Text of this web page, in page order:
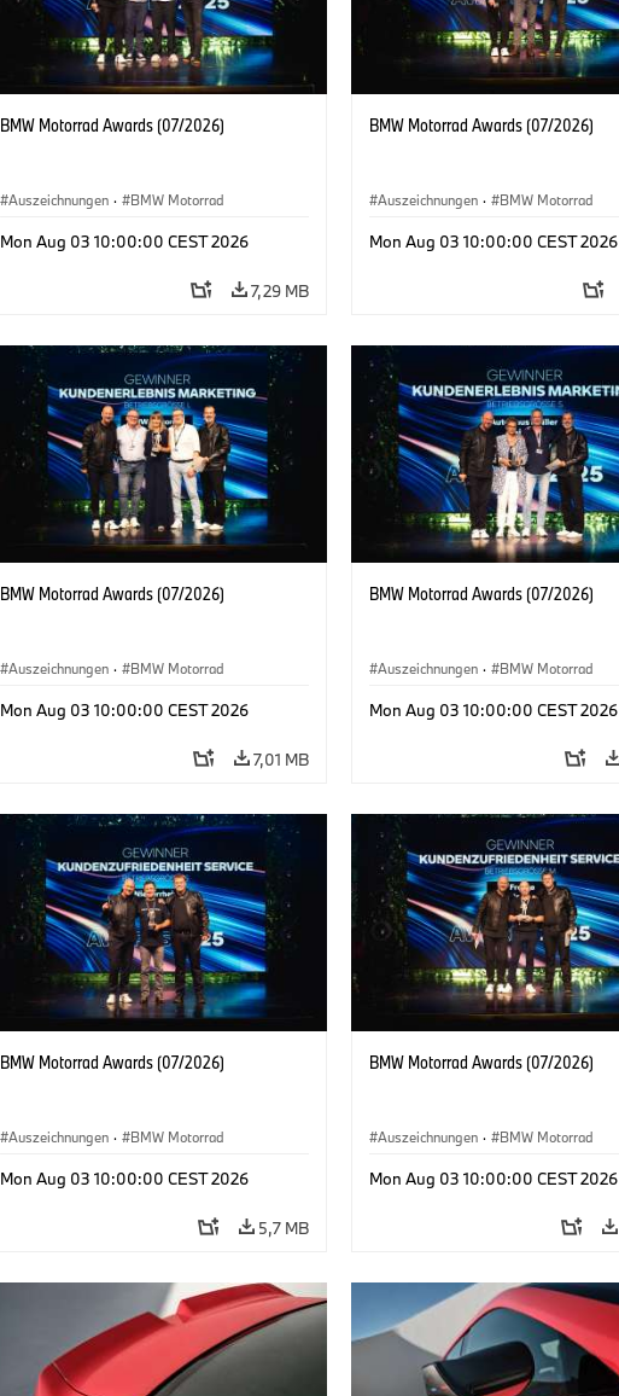
BMW Motorrad Awards (07/2026)
Auszeichnungen · BMW Motorrad
Mon Aug 03 10:00:00 CEST 2026
7,29 MB
BMW Motorrad Awards (07/2026)
Auszeichnungen · BMW Motorrad
Mon Aug 03 10:00:00 CEST 2026
BMW Motorrad Awards (07/2026)
Auszeichnungen · BMW Motorrad
Mon Aug 03 10:00:00 CEST 2026
7,01 MB
BMW Motorrad Awards (07/2026)
Auszeichnungen · BMW Motorrad
Mon Aug 03 10:00:00 CEST 2026
BMW Motorrad Awards (07/2026)
Auszeichnungen · BMW Motorrad
Mon Aug 03 10:00:00 CEST 2026
5,7 MB
BMW Motorrad Awards (07/2026)
Auszeichnungen · BMW Motorrad
Mon Aug 03 10:00:00 CEST 2026